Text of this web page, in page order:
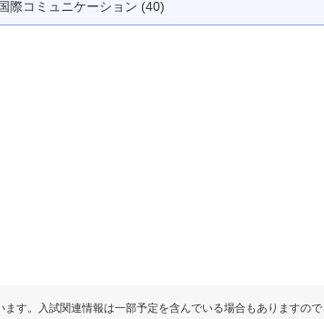
国際コミュニケーション (40)
す。入試関連情報は一部予定を含んでいる場合もありますの